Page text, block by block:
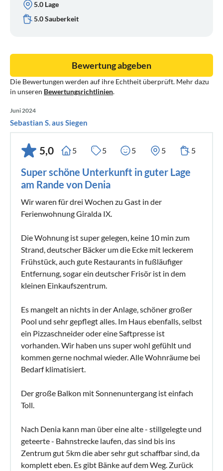
5.0 Lage
5.0 Sauberkeit
Die Bewertungen werden auf ihre Echtheit überprüft. Mehr dazu
in unseren Bewertungsrichtlinien.
Bewertung abgeben
Juni 2024
Sebastian S. aus Siegen
5,0 5 5 5 5 5
Super schöne Unterkunft in guter Lage
am Rande von Denia
Wir waren für drei Wochen zu Gast in der
Ferienwohnung Giralda IX.
Die Wohnung ist super gelegen, keine 10 min zum
Strand, deutscher Bäcker um die Ecke mit leckerem
Frühstück, auch gute Restaurants in fußläufiger
Entfernung, sogar ein deutscher Frisör ist in dem
kleinen Einkaufszentrum.
Es mangelt an nichts in der Anlage, schöner großer
Pool und sehr gepflegt alles. Im Haus ebenfalls, selbst
ein Pizzaschneider oder eine Saftpresse ist
vorhanden. Wir haben uns super wohl gefühlt und
kommen gerne nochmal wieder. Alle Wohnräume bei
Bedarf klimatisiert.
Der große Balkon mit Sonnenuntergang ist einfach
Toll.
Nach Denia kann man über eine alte - stillgelegte und
geteerte - Bahnstrecke laufen, das sind bis ins
Zentrum gut 5km die aber sehr gut schaffbar sind, da
komplett eben. Es gibt Bänke auf dem Weg. Zurück